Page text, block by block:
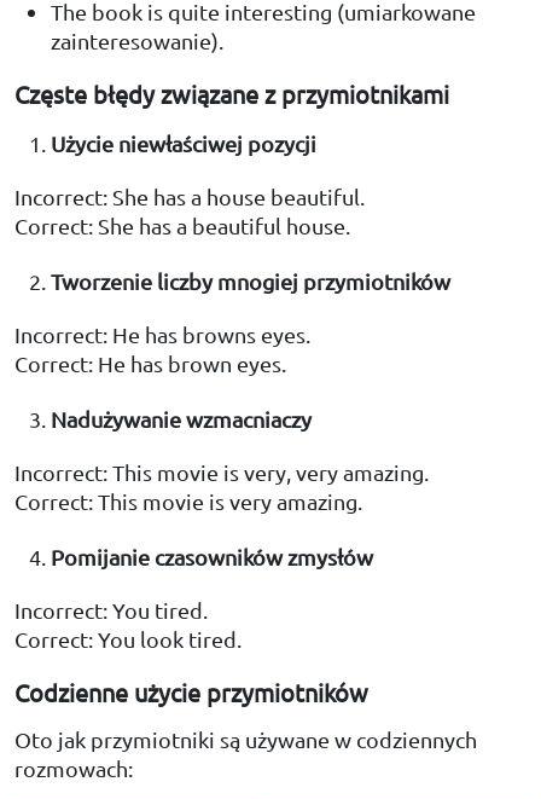
The book is quite interesting (umiarkowane
zainteresowanie).
Częste błędy związane z przymiotnikami
Użycie niewłaściwej pozycji
Incorrect: She has a house beautiful.
Correct: She has a beautiful house.
Tworzenie liczby mnogiej przymiotników
Incorrect: He has browns eyes.
Correct: He has brown eyes.
Nadużywanie wzmacniaczy
Incorrect: This movie is very, very amazing.
Correct: This movie is very amazing.
Pomijanie czasowników zmysłów
Incorrect: You tired.
Correct: You look tired.
Codzienne użycie przymiotników
Oto jak przymiotniki są używane w codziennych
rozmowach: